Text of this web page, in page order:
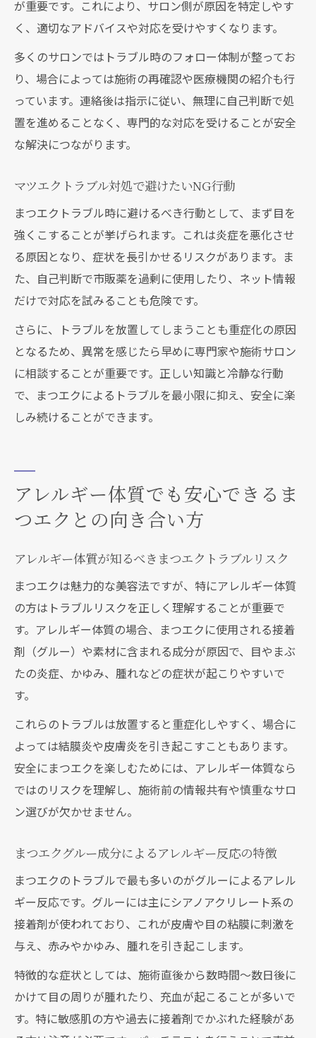
が重要です。これにより、サロン側が原因を特定しやす
く、適切なアドバイスや対応を受けやすくなります。
多くのサロンではトラブル時のフォロー体制が整ってお
り、場合によっては施術の再確認や医療機関の紹介も行
っています。連絡後は指示に従い、無理に自己判断で処
置を進めることなく、専門的な対応を受けることが安全
な解決につながります。
マツエクトラブル対処で避けたいNG行動
まつエクトラブル時に避けるべき行動として、まず目を
強くこすることが挙げられます。これは炎症を悪化させ
る原因となり、症状を長引かせるリスクがあります。ま
た、自己判断で市販薬を過剰に使用したり、ネット情報
だけで対応を試みることも危険です。
さらに、トラブルを放置してしまうことも重症化の原因
となるため、異常を感じたら早めに専門家や施術サロン
に相談することが重要です。正しい知識と冷静な行動
で、まつエクによるトラブルを最小限に抑え、安全に楽
しみ続けることができます。
アレルギー体質でも安心できるま
つエクとの向き合い方
アレルギー体質が知るべきまつエクトラブルリスク
まつエクは魅力的な美容法ですが、特にアレルギー体質
の方はトラブルリスクを正しく理解することが重要で
す。アレルギー体質の場合、まつエクに使用される接着
剤（グルー）や素材に含まれる成分が原因で、目やまぶ
たの炎症、かゆみ、腫れなどの症状が起こりやすいで
す。
これらのトラブルは放置すると重症化しやすく、場合に
よっては結膜炎や皮膚炎を引き起こすこともあります。
安全にまつエクを楽しむためには、アレルギー体質なら
ではのリスクを理解し、施術前の情報共有や慎重なサロ
ン選びが欠かせません。
まつエクグルー成分によるアレルギー反応の特徴
まつエクのトラブルで最も多いのがグルーによるアレル
ギー反応です。グルーには主にシアノアクリレート系の
接着剤が使われており、これが皮膚や目の粘膜に刺激を
与え、赤みやかゆみ、腫れを引き起こします。
特徴的な症状としては、施術直後から数時間〜数日後に
かけて目の周りが腫れたり、充血が起こることが多いで
す。特に敏感肌の方や過去に接着剤でかぶれた経験があ